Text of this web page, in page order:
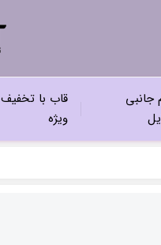
جانبی
قاب با تخفیف
ویژه